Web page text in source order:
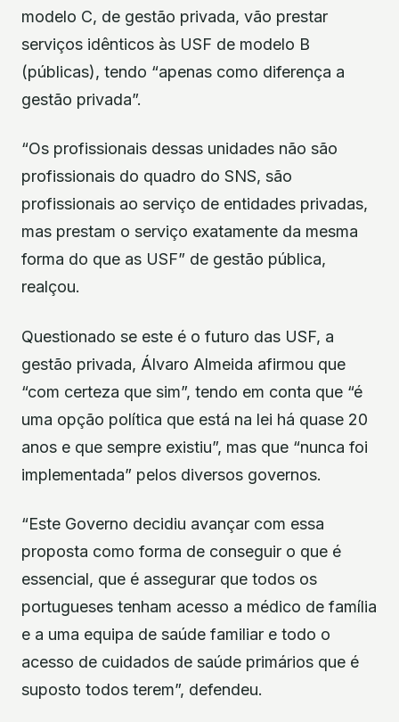
modelo C, de gestão privada, vão prestar
serviços idênticos às USF de modelo B
(públicas), tendo “apenas como diferença a
gestão privada”.
“Os profissionais dessas unidades não são
profissionais do quadro do SNS, são
profissionais ao serviço de entidades privadas,
mas prestam o serviço exatamente da mesma
forma do que as USF” de gestão pública,
realçou.
Questionado se este é o futuro das USF, a
gestão privada, Álvaro Almeida afirmou que
“com certeza que sim”, tendo em conta que “é
uma opção política que está na lei há quase 20
anos e que sempre existiu”, mas que “nunca foi
implementada” pelos diversos governos.
“Este Governo decidiu avançar com essa
proposta como forma de conseguir o que é
essencial, que é assegurar que todos os
portugueses tenham acesso a médico de família
e a uma equipa de saúde familiar e todo o
acesso de cuidados de saúde primários que é
suposto todos terem”, defendeu.